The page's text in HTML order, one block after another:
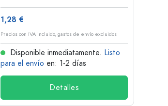
1,28 €
Precios con IVA incluido, gastos de envío excluidos
Disponible inmediatamente. Listo
para el envío en: 1-2 días
Detalles